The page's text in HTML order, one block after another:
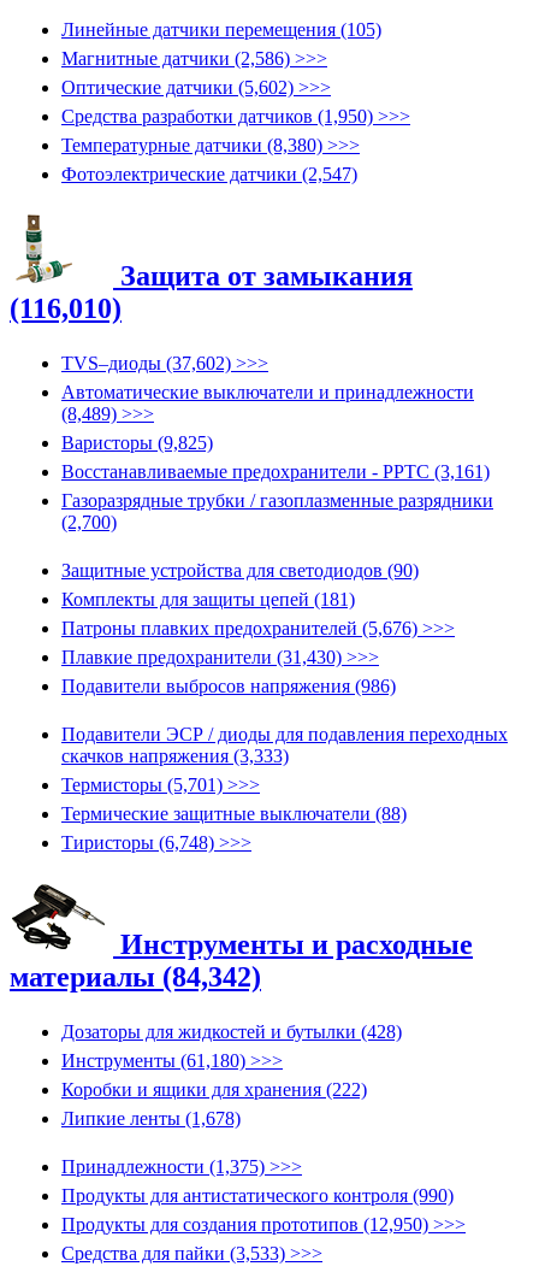
Линейные датчики перемещения (105)
Магнитные датчики (2,586) >>>
Оптические датчики (5,602) >>>
Средства разработки датчиков (1,950) >>>
Температурные датчики (8,380) >>>
Фотоэлектрические датчики (2,547)
Защита от замыкания
(116,010)
TVS–диоды (37,602) >>>
Автоматические выключатели и принадлежности
(8,489) >>>
Варисторы (9,825)
Восстанавливаемые предохранители - PPTC (3,161)
Газоразрядные трубки / газоплазменные разрядники
(2,700)
Защитные устройства для светодиодов (90)
Комплекты для защиты цепей (181)
Патроны плавких предохранителей (5,676) >>>
Плавкие предохранители (31,430) >>>
Подавители выбросов напряжения (986)
Подавители ЭСР / диоды для подавления переходных
скачков напряжения (3,333)
Термисторы (5,701) >>>
Термические защитные выключатели (88)
Тиристоры (6,748) >>>
Инструменты и расходные
материалы (84,342)
Дозаторы для жидкостей и бутылки (428)
Инструменты (61,180) >>>
Коробки и ящики для хранения (222)
Липкие ленты (1,678)
Принадлежности (1,375) >>>
Продукты для антистатического контроля (990)
Продукты для создания прототипов (12,950) >>>
Средства для пайки (3,533) >>>